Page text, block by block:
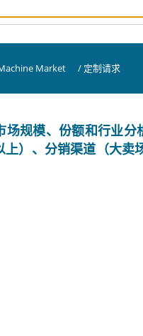
Market / 定制请求
场规模、份额和行业
）、分销渠道（大